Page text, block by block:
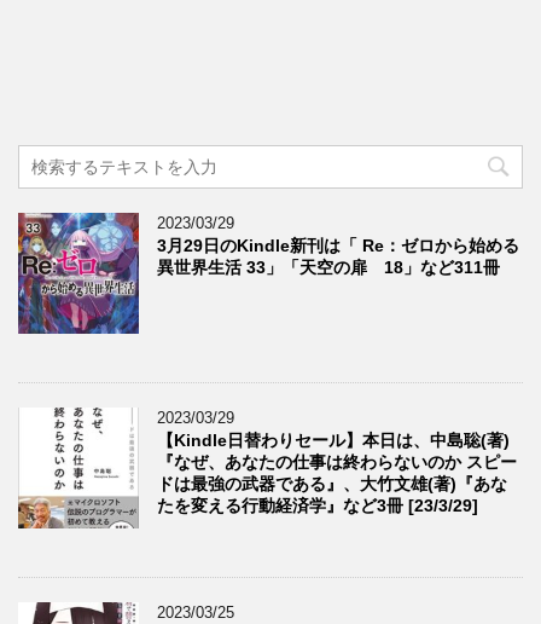
2023/03/29
3月29日のKindle新刊は「 Re：ゼロから始める
異世界生活 33」「天空の扉 18」など311冊
2023/03/29
【Kindle日替わりセール】本日は、中島聡(著)
『なぜ、あなたの仕事は終わらないのか スピー
ドは最強の武器である』、大竹文雄(著)『あな
たを変える行動経済学』など3冊 [23/3/29]
2023/03/25